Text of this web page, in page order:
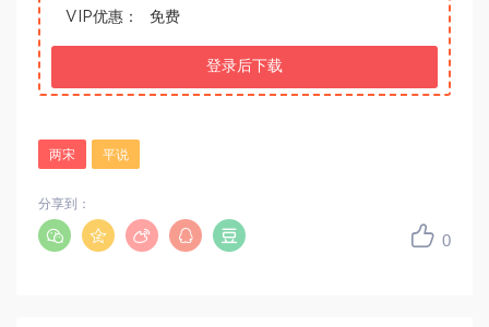
VIP优惠： 免费
登录后下载
两宋 平说
0
分享到：